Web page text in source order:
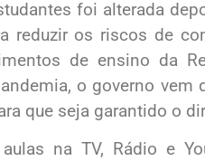
foi alterada
reduzir os riscos de
de ensino da
o governo
que seja garantido o
na TV, Rádio e